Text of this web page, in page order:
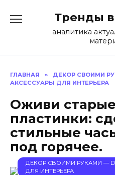
содержанию
Тренды
аналитика
ГЛАВНАЯ »
ДЕКОР СВОИМИ
АКСЕССУАРЫ ДЛЯ ИНТЕРЬЕРА
Оживи
пластинки:
стильные
под горячее.
ДЕКОР СВОИМИ РУКАМИ —
ДЛЯ ИНТЕРЬЕРА